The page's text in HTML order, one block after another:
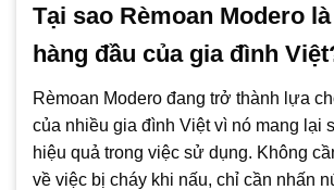
Tại sao Rèmoan Modero
hàng đầu của gia đình
Rèmoan Modero đang trở thành lựa
của nhiều gia đình Việt vì nó mang lại
hiệu quả trong việc sử dụng. Không
về việc bị cháy khi nấu, chỉ cần nhấn